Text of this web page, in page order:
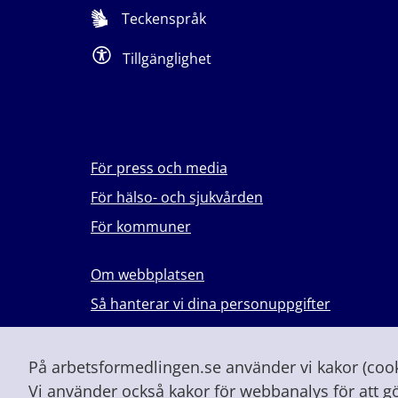
På arbetsformedlingen.se använder vi kakor
Vi använder också kakor för webbanalys för att
Teckenspråk
Tillgänglighet
För press och media
För hälso- och sjukvården
För kommuner
Om webbplatsen
Så hanterar vi dina personuppgifter
Lever du med våld i en nära relation?
Vid höjd beredskap och krig